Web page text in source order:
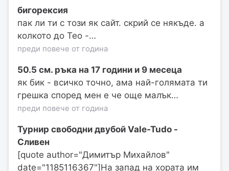
бигорексия
пак ли ти с този як сайт. скрий се някъде. а
колкото до Тео -…
преди повече от година
50.5 см. ръка на 17 години и 9 месеца
як бик - всичко точно, ама най-голямата ти
грешка според мен е че още малък…
преди повече от година
Турнир свободни двубой Vale-Tudo -
Сливен
[quote author="Димитър Михайлов"
date="1185116367"]На запад на хората им